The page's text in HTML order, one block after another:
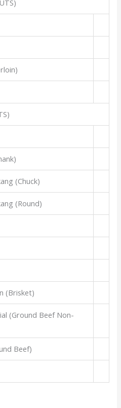
(Chuck)
(Round)
(Brisket)
(Ground Beef Non-
Beef)